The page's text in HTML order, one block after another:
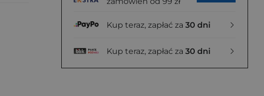
Kup teraz, zapłać za 30 dni
Kup teraz, zapłać za 30 dni